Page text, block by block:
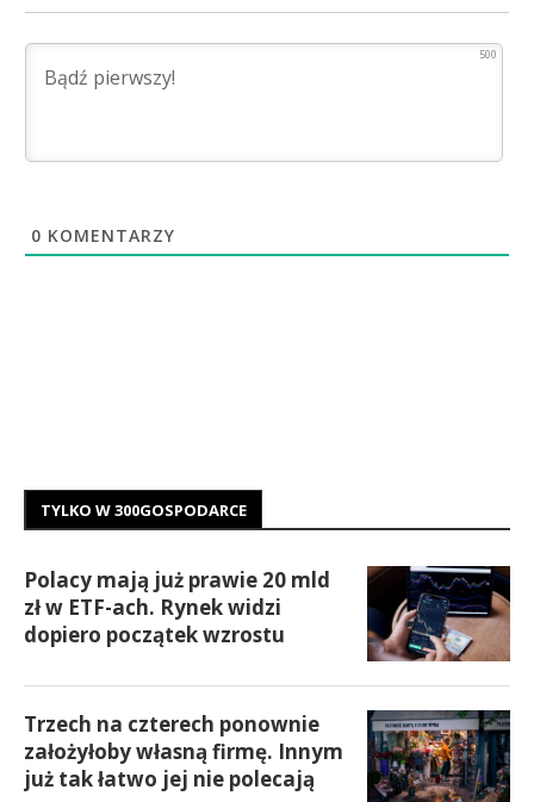
500
0 KOMENTARZY
TYLKO W 300GOSPODARCE
Polacy mają już prawie 20 mld
zł w ETF-ach. Rynek widzi
dopiero początek wzrostu
Trzech na czterech ponownie
założyłoby własną firmę. Innym
już tak łatwo jej nie polecają